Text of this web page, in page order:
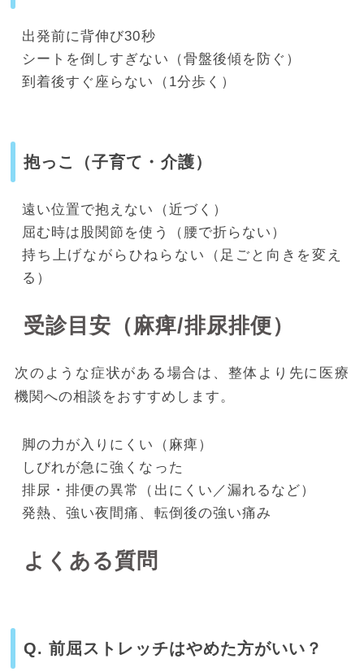
出発前に背伸び30秒
シートを倒しすぎない（骨盤後傾を防ぐ）
到着後すぐ座らない（1分歩く）
抱っこ（子育て・介護）
遠い位置で抱えない（近づく）
屈む時は股関節を使う（腰で折らない）
持ち上げながらひねらない（足ごと向きを変え
る）
受診目安（麻痺/排尿排便）
次のような症状がある場合は、整体より先に医療
機関への相談をおすすめします。
脚の力が入りにくい（麻痺）
しびれが急に強くなった
排尿・排便の異常（出にくい／漏れるなど）
発熱、強い夜間痛、転倒後の強い痛み
よくある質問
Q. 前屈ストレッチはやめた方がいい？